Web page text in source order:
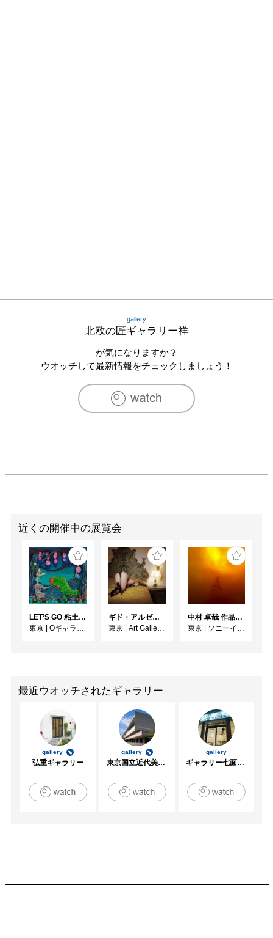
gallery
北欧の匠ギャラリー祥
が気になりますか？
ウオッチして最新情報をチェックしましょう！
近くの開催中の展覧会
LET’S GO 粘土（クレイ）ジ−
東京 | Oギャラリー
ギド・アルゼンチーニ写真展 『女性的宇宙』
東京 | Art Gallery M84
中村 卓哉 作品展 鬼界
東京 | ソニーイメージングギャラリー
最近ウオッチされたギャラリー
gallery
弘重ギャラリー
gallery
東京国立近代美術館
gallery
ギャラリー七面坂途中